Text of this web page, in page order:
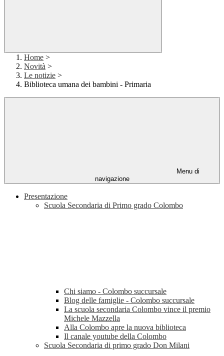
Home >
Novità >
Le notizie >
Biblioteca umana dei bambini - Primaria
Menu di
navigazione
Presentazione
Scuola Secondaria di Primo grado Colombo
Chi siamo - Colombo succursale
Blog delle famiglie - Colombo succursale
La scuola secondaria Colombo vince il premio
Michele Mazzella
Alla Colombo apre la nuova biblioteca
Il canale youtube della Colombo
Scuola Secondaria di primo grado Don Milani